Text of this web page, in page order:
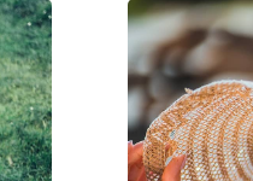
Ηλίου Επώνυμες Μάρκες